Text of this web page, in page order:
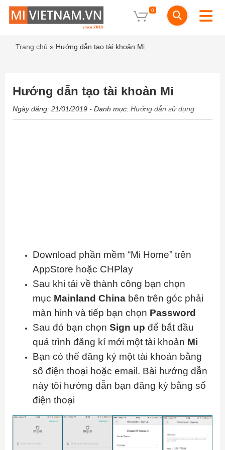
0
Trang chủ » Hướng dẫn tạo tài khoản Mi
Hướng dẫn tạo tài khoản Mi
Ngày đăng: 21/01/2019 - Danh mục: Hướng dẫn sử dụng
Download phần mềm “Mi Home” trên
AppStore hoặc CHPlay
Sau khi tải về thành công bạn chọn
mục Mainland China bên trên góc phải
màn hinh và tiếp bạn chọn Password
Sau đó bạn chọn Sign up để bắt đầu
quá trình đăng kí mới một tài khoản Mi
Bạn có thể đăng ký một tài khoản bằng
số điện thoại hoặc email. Bài hướng dẫn
này tôi hướng dẫn bạn đăng ký bằng số
điện thoại